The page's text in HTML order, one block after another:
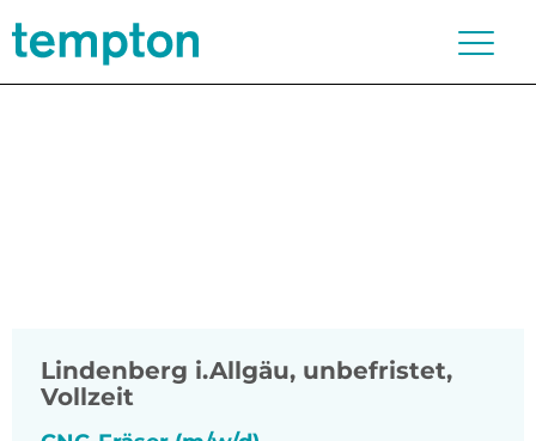
Lindenberg i.Allgäu, unbefristet,
Vollzeit